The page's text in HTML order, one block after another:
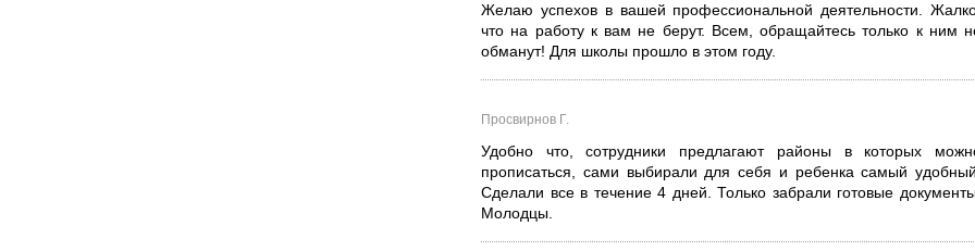
Желаю успехов в вашей профессиональной деятельности.
что на работу к вам не берут. Всем, обращайтесь только к ним
обманут! Для школы прошло в этом году.
Просвирнов Г.
Удобно что, сотрудники предлагают районы в которых
прописаться, сами выбирали для себя и ребенка самый удобный.
Сделали все в течение 4 дней. Только забрали готовые
Молодцы.